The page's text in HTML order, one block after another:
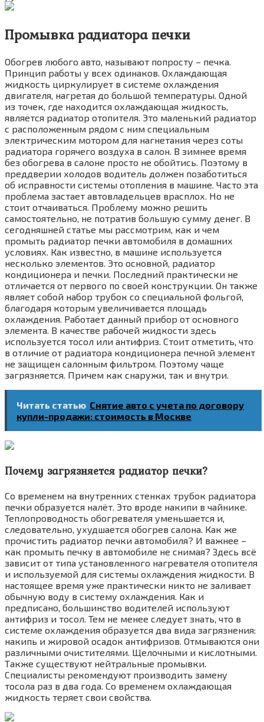
Промывка радиатора печки
Обогрев любого авто, называют попросту – печка.
Принцип работы у всех одинаков. Охлаждающая
жидкость циркулирует в системе охлаждения
двигателя, нагретая до большой температуры. Одной
из точек, где находится охлаждающая жидкость,
является радиатор отопителя. Это маленький радиатор
с расположенным рядом с ним специальным
электрическим мотором для нагнетания через соты
радиатора горячего воздуха в салон. В зимнее время
без обогрева в салоне просто не обойтись. Поэтому в
преддверии холодов водитель должен позаботиться
об исправности системы отопления в машине. Часто эта
проблема застает автовладельцев врасплох. Но не
стоит отчаиваться. Проблему можно решить
самостоятельно, не потратив большую сумму денег. В
сегодняшней статье мы рассмотрим, как и чем
промыть радиатор печки автомобиля в домашних
условиях. Как известно, в машине используется
несколько элементов. Это основной, радиатор
кондиционера и печки. Последний практически не
отличается от первого по своей конструкции. Он также
являет собой набор трубок со специальной фольгой,
благодаря которым увеличивается площадь
охлаждения. Работает данный прибор от основного
элемента. В качестве рабочей жидкости здесь
используется тосол или антифриз. Стоит отметить, что
в отличие от радиатора кондиционера печной элемент
не защищен салонным фильтром. Поэтому чаще
загрязняется. Причем как снаружи, так и внутри.
Читать статью Снятие авто с учета по договору
купли-продажи: стоимость в Москве
Почему загрязняется радиатор печки?
Со временем на внутренних стенках трубок радиатора
печки образуется налёт. Это вроде накипи в чайнике.
Теплопроводность обогревателя уменьшается и,
следовательно, ухудшается обогрев салона. Как же
прочистить радиатор печки автомобиля? И важнее –
как промыть печку в автомобиле не снимая? Здесь всё
зависит от типа установленного нагревателя отопителя
и используемой для системы охлаждения жидкости. В
настоящее время уже практически никто не заливает
обычную воду в систему охлаждения. Как и
предписано, большинство водителей используют
антифриз и тосол. Тем не менее следует знать, что в
системе охлаждения образуется два вида загрязнения:
накипь и жировой осадок антифризов. Отмываются они
различными очистителями. Щелочными и кислотными.
Также существуют нейтральные промывки.
Специалисты рекомендуют производить замену
тосола раз в два года. Со временем охлаждающая
жидкость теряет свои свойства.